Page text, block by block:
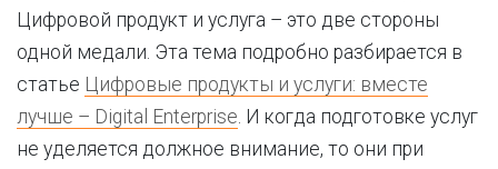
Цифровой продукт и услуга – это две стороны
одной медали. Эта тема подробно разбирается в
статье Цифровые продукты и услуги: вместе
лучше – Digital Enterprise. И когда подготовке услуг
не уделяется должное внимание, то они при